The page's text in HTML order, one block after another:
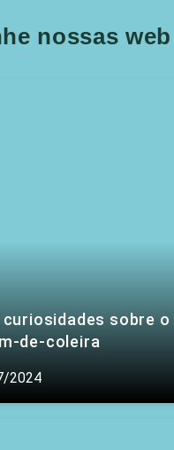
nossas
curiosidades sobre o
de-coleira
2024